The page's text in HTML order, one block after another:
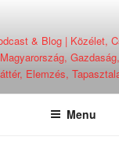
& Blog | Közélet,
Elemzés,
Menu